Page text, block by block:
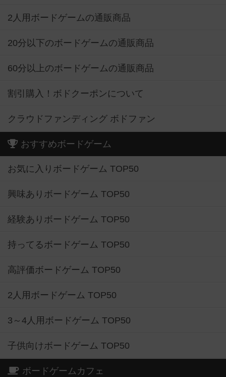
2人用ボードゲームの通販商品
20分以下のボードゲームの通販商品
60分以上のボードゲームの通販商品
割引購入！ボドクーポンについて
クラウドファンディング ボドファン
おすすめボードゲーム
お気に入りボードゲーム TOP50
興味ありボードゲーム TOP50
経験ありボードゲーム TOP50
持ってるボードゲーム TOP50
高評価ボードゲーム TOP50
2人用ボードゲーム TOP50
3～4人用ボードゲーム TOP50
子供向けボードゲーム TOP50
ボードゲームカフェ